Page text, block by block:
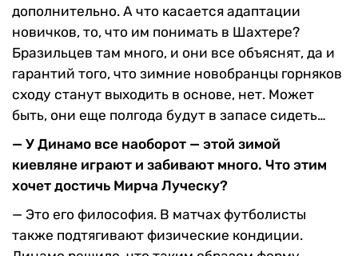
дополнительно. А что касается адаптации
новичков, то, что им понимать в Шахтере?
Бразильцев там много, и они все объяснят, да и
гарантий того, что зимние новобранцы горняков
сходу станут выходить в основе, нет. Может
быть, они еще полгода будут в запасе сидеть…
— У Динамо все наоборот — этой зимой
киевляне играют и забивают много. Что этим
хочет достичь Мирча Луческу?
— Это его философия. В матчах футболисты
также подтягивают физические кондиции.